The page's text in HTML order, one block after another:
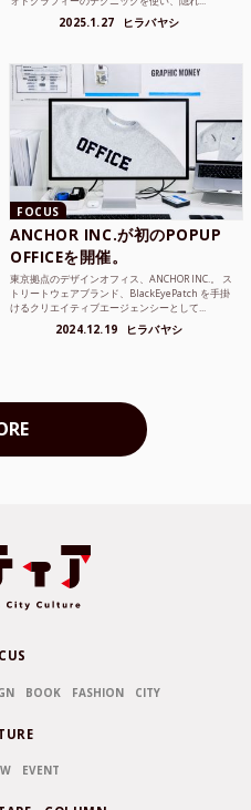
2025.1.27 ヒラバヤシ
FOCUS
ANCHOR INC.が初のPOPUP
OFFICEを開催。
東京拠点のデザインオフィス、ANCHOR INC.。 ス
トリートウェアブランド、BlackEyePatch を手掛
けるクリエイティブエージェンシーとして...
2024.12.19 ヒラバヤシ
BOOK FASHION CITY
EVENT